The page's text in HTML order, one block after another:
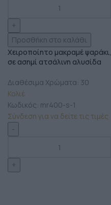
Προσθήκη στο καλάθι
Χειροποίητο μακραμέ ψαράκι,
σε ασημί ατσάλινη αλυσίδα
Διαθέσιμα Χρώματα: 30
Κολιέ
Κωδικός: mr400-s-1
Σύνδεση για να δείτε τις τιμές